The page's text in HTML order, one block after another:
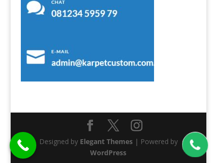
Designed by Elegant Themes| Powered by
WordPress